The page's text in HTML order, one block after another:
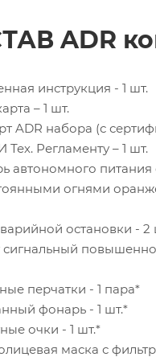
ADR
инструкция - 1 шт.
– 1 шт.
ADR набора (с
Регламенту – 1 шт.
автономного
огнями
остановки - 2
сигнальный
перчатки - 1 пара*
фонарь - 1 шт.*
очки - 1 шт.*
маска с